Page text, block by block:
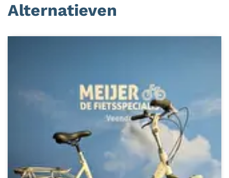
Alternatieven